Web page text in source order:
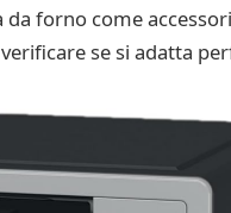
forno come
se si adatta